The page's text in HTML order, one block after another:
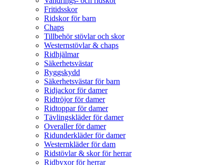
Fritidsskor
Ridskor för barn
Chaps
Tillbehör stövlar och skor
Westernstövlar & chaps
Ridhjälmar
Säkerhetsvästar
Ryggskydd
Säkerhetsvästar för barn
Ridjackor för damer
Ridtröjor för damer
Ridtoppar för damer
Tävlingskläder för damer
Overaller för damer
Ridunderkläder för damer
Westernkläder för dam
Ridstövlar & skor för herrar
Ridbyxor för herrar